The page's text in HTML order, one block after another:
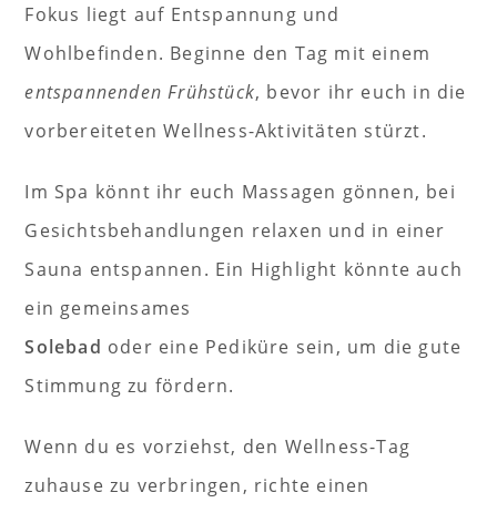
Fokus liegt auf Entspannung und
Wohlbefinden. Beginne den Tag mit einem
entspannenden Frühstück, bevor ihr euch in die
vorbereiteten Wellness-Aktivitäten stürzt.
Im Spa könnt ihr euch Massagen gönnen, bei
Gesichtsbehandlungen relaxen und in einer
Sauna entspannen. Ein Highlight könnte auch
ein gemeinsames
Solebad oder eine Pediküre sein, um die gute
Stimmung zu fördern.
Wenn du es vorziehst, den Wellness-Tag
zuhause zu verbringen, richte einen